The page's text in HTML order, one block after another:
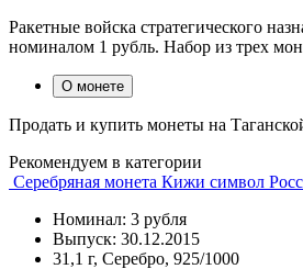
Ракетные войска стратегического
номиналом 1 рубль. Набор из трех
О монете
Продать и купить монеты на
Рекомендуем в категории
Серебряная монета Кижи символ
Номинал: 3 рубля
Выпуск: 30.12.2015
31,1 г, Серебро, 925/1000